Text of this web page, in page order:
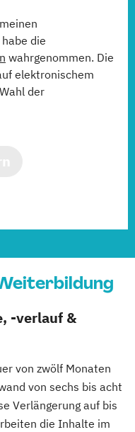
die
wahrgenommen. Die
elektronischem
der
-verlauf &
von zwölf Monaten
von sechs bis acht
Verlängerung auf bis
die Inhalte im